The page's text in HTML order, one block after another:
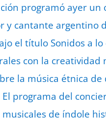
programó ayer un
y cantante argentino
el título Sonidos a lo
con la creatividad
la música étnica
programa del
de índole